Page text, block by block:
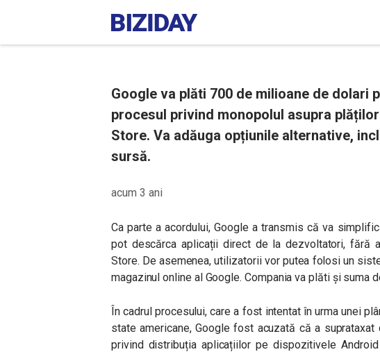
Google va plăti 700 de milioane de dolari
procesul privind monopolul asupra
Store. Va adăuga opțiunile alternative,
sursă.
acum 3 ani
Ca parte a acordului, Google a transmis că va
pot descărca aplicații direct de la dezvoltatori, fără
Store. De asemenea, utilizatorii vor putea folosi un
magazinul online al Google. Compania va plăti și suma
În cadrul procesului, care a fost intentat în urma unei
state americane, Google fost acuzată că a
privind distribuția aplicațiilor pe dispozitivele